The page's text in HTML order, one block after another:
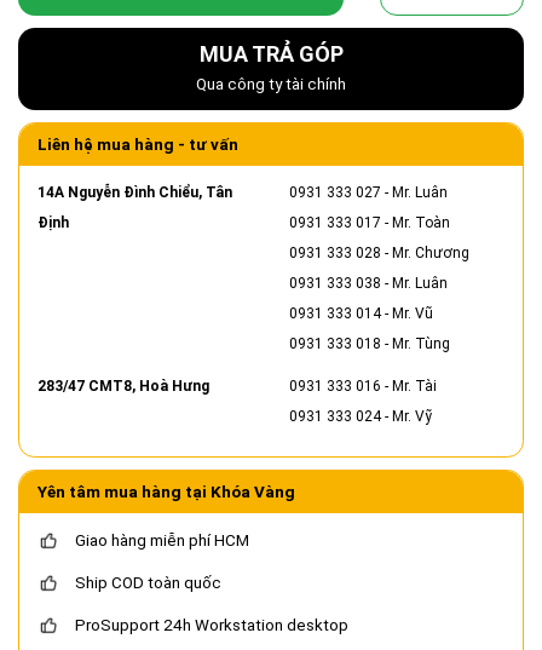
MUA TRẢ GÓP
Qua công ty tài chính
Liên hệ mua hàng - tư vấn
14A Nguyễn Đình Chiểu, Tân
Định
0931 333 027 - Mr. Luân
0931 333 017 - Mr. Toàn
0931 333 028 - Mr. Chương
0931 333 038 - Mr. Luân
0931 333 014- Mr. Vũ
0931 333 018 - Mr. Tùng
283/47 CMT8, Hoà Hưng 0931 333 016 - Mr. Tài
0931 333 024- Mr. Vỹ
Yên tâm mua hàng tại Khóa Vàng
Giao hàng miễn phí HCM
Ship COD toàn quốc
ProSupport 24h Workstation desktop